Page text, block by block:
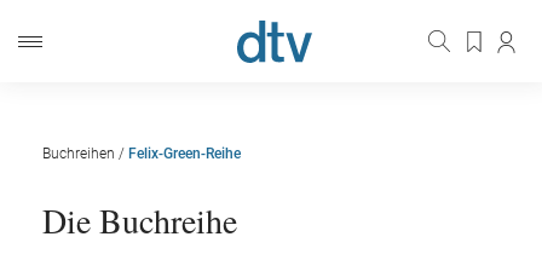
Buchreihen / Felix-Green-Reihe
Die Buchreihe